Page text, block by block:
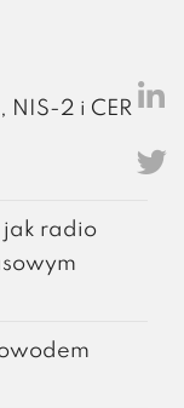
NIS-2 i CER
jak radio